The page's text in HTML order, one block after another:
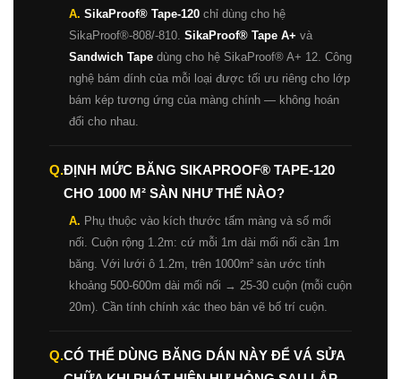
A. SikaProof® Tape-120 chỉ dùng cho hệ
SikaProof®-808/-810. SikaProof® Tape A+ và
Sandwich Tape dùng cho hệ SikaProof® A+ 12. Công
nghệ bám dính của mỗi loại được tối ưu riêng cho lớp
bám kép tương ứng của màng chính — không hoán
đổi cho nhau.
Q.ĐỊNH MỨC BĂNG SIKAPROOF® TAPE-120
CHO 1000 M² SÀN NHƯ THẾ NÀO?
A. Phụ thuộc vào kích thước tấm màng và số mối
nối. Cuộn rộng 1.2m: cứ mỗi 1m dài mối nối cần 1m
băng. Với lưới ô 1.2m, trên 1000m² sàn ước tính
khoảng 500-600m dài mối nối → 25-30 cuộn (mỗi cuộn
20m). Cần tính chính xác theo bản vẽ bố trí cuộn.
Q.CÓ THỂ DÙNG BĂNG DÁN NÀY ĐỂ VÁ SỬA